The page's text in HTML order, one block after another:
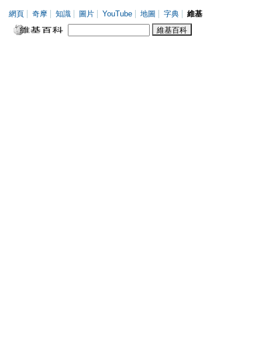
網頁 奇摩 知識 圖片 YouTube 地圖 字典 維基